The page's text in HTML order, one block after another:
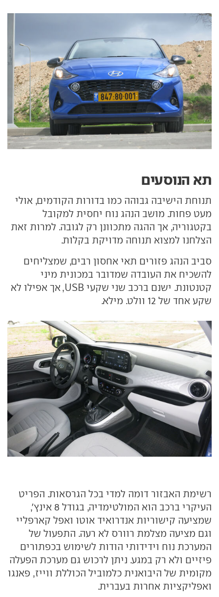
תא הנוסעים
תנוחת הישיבה גבוהה כמו בדורות הקודמים, אולי
מעט פחות. מושב הנהג נוח יחסית למקובל
בקטגוריה, אך ההגה מתכוונן רק לגובה. למרות זאת
הצלחנו למצוא תנוחה מדויקת בקלות.
סביב הנהג פזורים תאי אחסון רבים, שמצליחים
להשכיח את העובדה שמדובר במכונית מיני
קטנטונת. ישנם ברכב שני שקעי USB, אך אפילו לא
שקע אחד של 12 וולט. מילא.
רשימת האבזור דומה למדי בכל הגרסאות. הפריט
העיקרי ברכב הוא המולטימדיה, בגודל 8 אינץ',
שמציעה קישוריות אנדרואיד אוטו ואפל קארפליי
וגם מציעה מצלמת רוורס לא רעה. התפעול של
המערכת נוח וידידותי הודות לשימוש בכפתורים
פיזיים ולא רק במגע. ניתן לרכוש גם מערכת הפעלה
מקומית של היבואנית כלמוביל הכוללת ווייז, פאנגו
ואפליקציות אחרות בעברית.